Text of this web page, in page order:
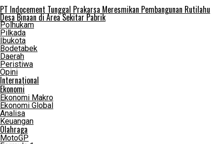
PT Indocement Tunggal Prakarsa Meresmikan Pembangunan Rutilahu
Desa Binaan di Area Sekitar Pabrik
Polhukam
Pilkada
Ibukota
Bodetabek
Daerah
Peristiwa
Opini
International
Ekonomi
Ekonomi Makro
Ekonomi Global
Analisa
Keuangan
Olahraga
MotoGP